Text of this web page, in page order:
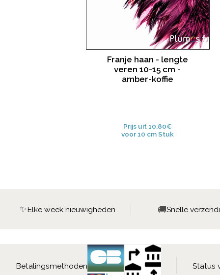
Franje haan - lengte
veren 10-15 cm -
amber-koffie
Prijs uit 10.80€
voor 10 cm Stuk
✨Elke week nieuwigheden 🚚Snelle
Betalingsmethoden Status